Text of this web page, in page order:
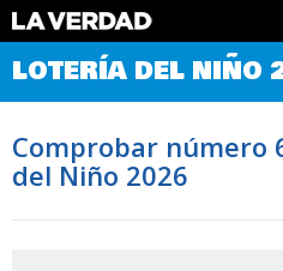
Comprobar Loteria del Niño
Premios
Noticias
Datos
Historia
LOTERÍA DEL NIÑO
Comprobar número
del Niño 2026